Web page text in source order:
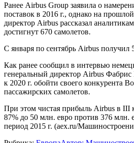
Ранее Airbus Group заявила о
поставок в 2016 г., однако на
директор Airbus рассказал
достигнут 670 самолетов.
С января по сентябрь Airbus получил
Как ранее сообщил в интервью
генеральный директор Airbus Фабрис
к 2020 г. обойти своего конкурента
пассажирских самолетов.
При этом чистая прибыль Airbus в III
87% до 50 млн. евро против 376 млн.
период 2015 г. (aex.ru/